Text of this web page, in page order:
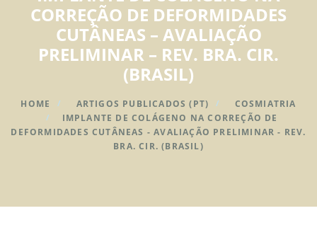
CORREÇÃO DE DEFORMIDADES
CUTÂNEAS – AVALIAÇÃO
PRELIMINAR – REV. BRA. CIR.
(BRASIL)
HOME ARTIGOS PUBLICADOS (PT)
COSMIATRIA
IMPLANTE DE COLÁGENO NA CORREÇÃO DE
DEFORMIDADES CUTÂNEAS - AVALIAÇÃO PRELIMINAR - REV.
BRA. CIR. (BRASIL)